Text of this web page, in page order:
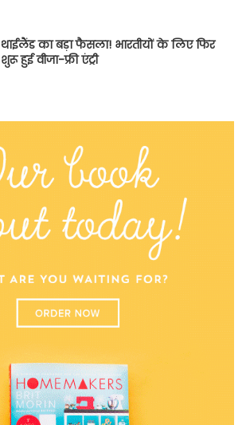
थाईलैंड का बड़ा फैसला! भारतीयों के लिए फिर
शुरू हुई वीजा-फ्री एंट्री